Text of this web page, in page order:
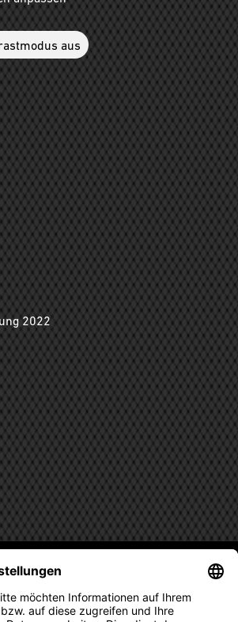
aus
2022
KOSTENLOSEN DHB-FANSHOP
VERPASSEN SIE KEINE NEUIGKEIT ODER